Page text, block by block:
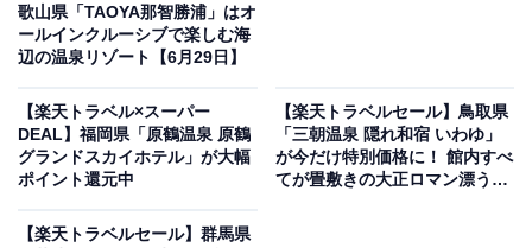
楽天トラベルでホテルを見る
歌山県「TAOYA那智勝浦」はオ
ールインクルーシブで楽しむ海
辺の温泉リゾート【6月29日】
【楽天トラベル×スーパー
DEAL】福岡県「原鶴温泉 原鶴
グランドスカイホテル」が大幅
ポイント還元中
【楽天トラベルセール】鳥取県
「三朝温泉 隠れ和宿 いわゆ」
が今だけ特別価格に！ 館内すべ
てが畳敷きの大正ロマン漂う純
【楽天トラベルセール】群馬県